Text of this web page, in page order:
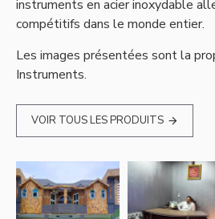
instruments en acier inoxydable
compétitifs dans le monde entier.
Les images présentées sont la
Instruments.
VOIR TOUS LES PRODUITS